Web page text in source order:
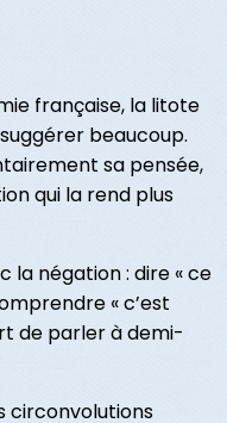
française, la litote
beaucoup.
sa pensée,
qui la rend plus
la négation : dire « ce
« c’est
de parler à demi-